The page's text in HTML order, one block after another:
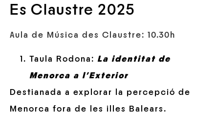
Es Claustre 2025
Aula de Música des Claustre: 10.30h
Taula Rodona: La identitat de
Menorca a l’Exterior
Destianada a explorar la percepció de
Menorca fora de les illes Balears.